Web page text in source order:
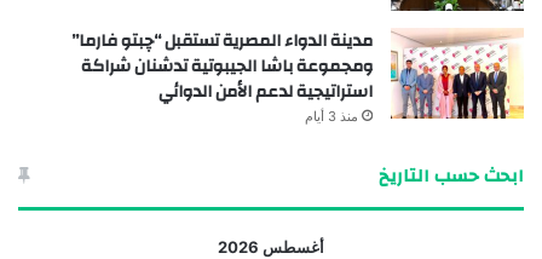
مدينة الدواء المصرية تستقبل “چبتو فارما”
ومجموعة باشا الجيبوتية تدشنان شراكة
استراتيجية لدعم الأمن الدوائي
منذ 3 أيام
ابحث حسب التاريخ
أغسطس 2026